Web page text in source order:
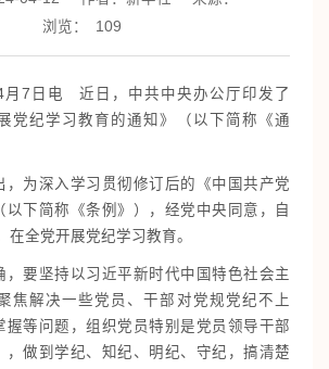
浏览：
109
7日电 近日，中共中央办公厅印发了
党纪学习教育的通知》（以下简称《通
为深入学习贯彻修订后的《中国共产党
以下简称《条例》），经党中央同意，自
在全党开展党纪学习教育。
要坚持以习近平新时代中国特色社会主
焦解决一些党员、干部对党规党纪不上
握等问题，组织党员特别是党员领导干部
，做到学纪、知纪、明纪、守纪，搞清楚